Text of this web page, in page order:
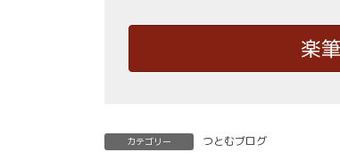
楽
カテゴリー つとむブログ